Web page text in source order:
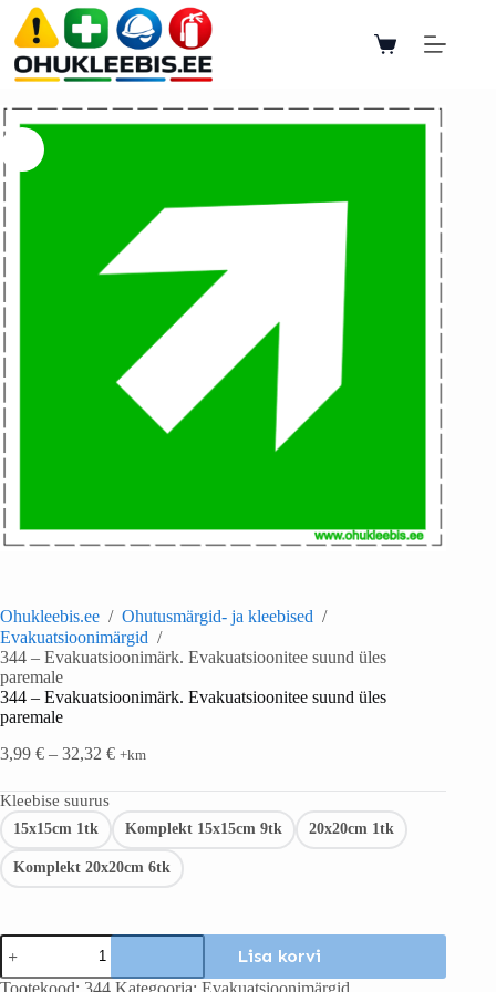
Ohukleebis.ee / Ohutusmärgid- ja kleebised /
Evakuatsioonimärgid /
344 – Evakuatsioonimärk. Evakuatsioonitee suund üles
paremale
344 – Evakuatsioonimärk. Evakuatsioonitee suund üles
paremale
3,99 € – 32,32 € +km
Kleebise suurus
15x15cm 1tk Komplekt 15x15cm 9tk 20x20cm 1tk
Komplekt 20x20cm 6tk
Lisa korvi
Tootekood: 344 Kategooria: Evakuatsioonimärgid